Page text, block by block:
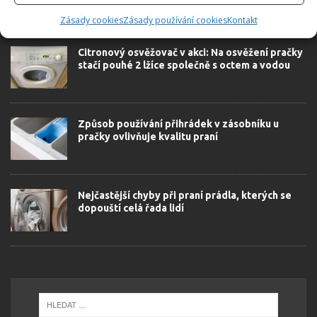
Zásady cookiesZásady používání cookiesKontakt
SOUVISEJÍCÍ ČLÁNKY
Citronový osvěžovač v akci: Na osvěžení pračky
stačí pouhé 2 lžíce společně s octem a vodou
Způsob používání přihrádek v zásobníku u
pračky ovlivňuje kvalitu praní
Nejčastější chyby při praní prádla, kterých se
dopouští celá řada lidí